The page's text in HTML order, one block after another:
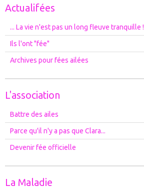
Actualifées
... La vie n'est pas un long fleuve tranquille !
Ils l'ont "fée"
Archives pour fées ailées
L'association
Battre des ailes
Parce qu'il n'y a pas que Clara...
Devenir fée officielle
La Maladie